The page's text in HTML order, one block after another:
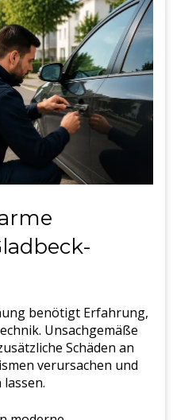
benötigt Erfahrung,
Unsachgemäße
Schäden an
verursachen und